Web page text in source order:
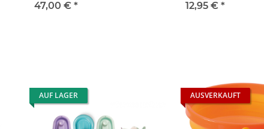
47,00 € *
12,95 € *
AUF LAGER AUSVERKAUFT